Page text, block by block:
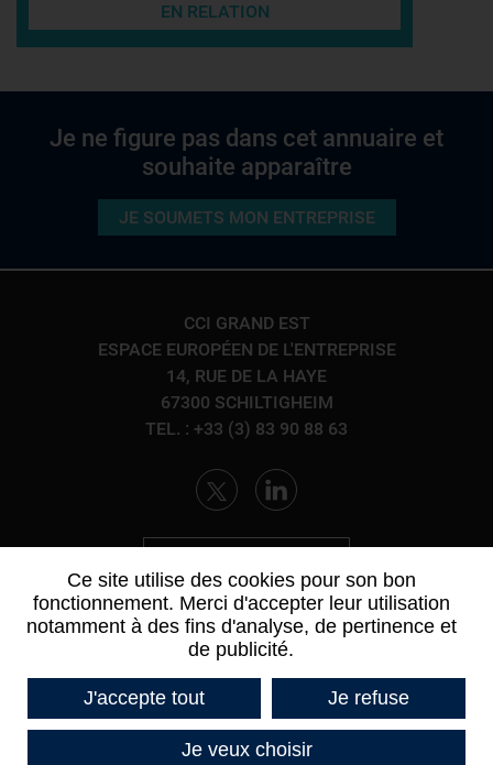
EN RELATION
Je ne figure pas dans cet annuaire et
souhaite apparaître
JE SOUMETS MON ENTREPRISE
CCI GRAND EST
ESPACE EUROPÉEN DE L'ENTREPRISE
14, RUE DE LA HAYE
67300 SCHILTIGHEIM
TEL. : +33 (3) 83 90 88 63
Ce site utilise des cookies pour son bon
fonctionnement. Merci d'accepter leur utilisation
notamment à des fins d'analyse, de pertinence et
de publicité.
J'accepte tout Je refuse
Je veux choisir